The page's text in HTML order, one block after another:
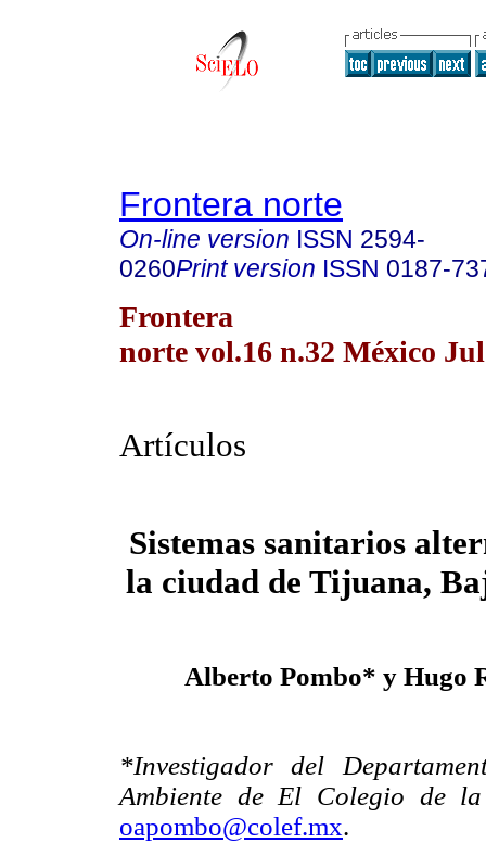
Frontera norte
On-line version ISSN 2594-
0260Print version ISSN 0187-
Frontera
norte vol.16 n.32 México
Artículos
Sistemas sanitarios
la ciudad de Tijuana,
Alberto Pombo* y Hugo
*Investigador del
Ambiente de El Colegio de
oapombo@colef.mx.